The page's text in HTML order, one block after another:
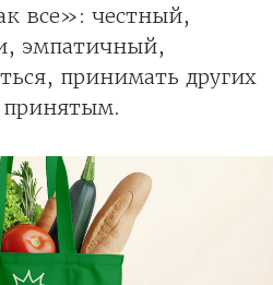
все»: честный,
эмпатичный,
принимать других
принятым.